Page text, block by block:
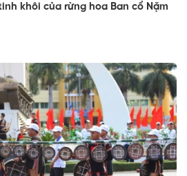
khôi của rừng hoa Ban cổ Nặm